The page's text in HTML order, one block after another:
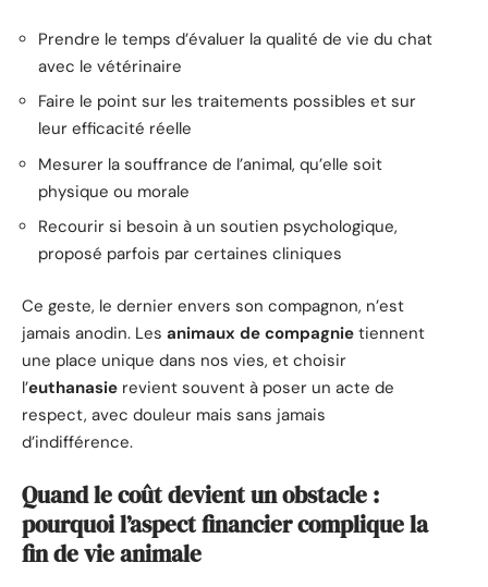
Prendre le temps d’évaluer la qualité de vie du chat
avec le vétérinaire
Faire le point sur les traitements possibles et sur
leur efficacité réelle
Mesurer la souffrance de l’animal, qu’elle soit
physique ou morale
Recourir si besoin à un soutien psychologique,
proposé parfois par certaines cliniques
Ce geste, le dernier envers son compagnon, n’est
jamais anodin. Les animaux de compagnie tiennent
une place unique dans nos vies, et choisir
l’euthanasie revient souvent à poser un acte de
respect, avec douleur mais sans jamais
d’indifférence.
Quand le coût devient un obstacle :
pourquoi l’aspect financier complique la
fin de vie animale